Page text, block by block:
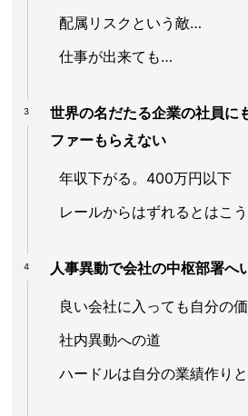
配属リスクという敵…
仕事が出来ても…
世界の名だたる企業の社員に
ファーもらえない
年収下がる。400万円以下
レールからはずれるとはこ
人事異動で会社の中枢部署へ
良い会社に入っても自分の
社内異動への道
ハードルは自分の業績作り